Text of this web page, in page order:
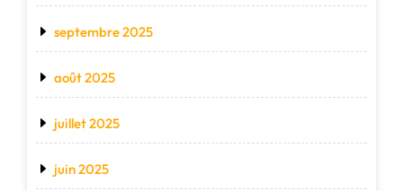
septembre 2025
août 2025
juillet 2025
juin 2025